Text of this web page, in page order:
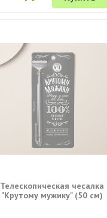
Телескопическая чесалка
"Крутому мужику" (50 см)